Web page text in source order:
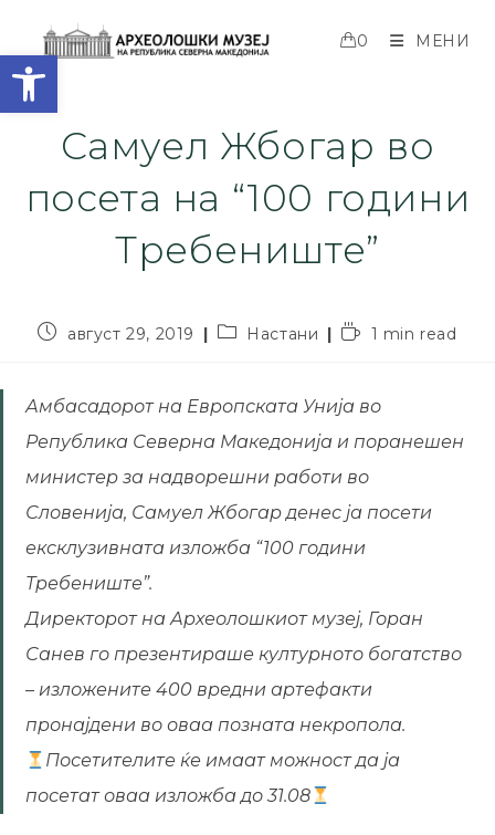
Open toolbar
0 МЕНИ
Самуел Жбогар во
посета на “100 години
Требениште”
август 29, 2019 Настани 1 min read
Амбасадорот на Европската Унија во
Република Северна Македонија и поранешен
министер за надворешни работи во
Словенија, Самуел Жбогар денес ја посети
ексклузивната изложба “100 години
Требениште”.
Директорот на Археолошкиот музеј, Горан
Санев го презентираше културното богатство
– изложените 400 вредни артефакти
пронајдени во оваа позната некропола.
Посетителите ќе имаат можност да ја
посетат оваа изложба до 31.08